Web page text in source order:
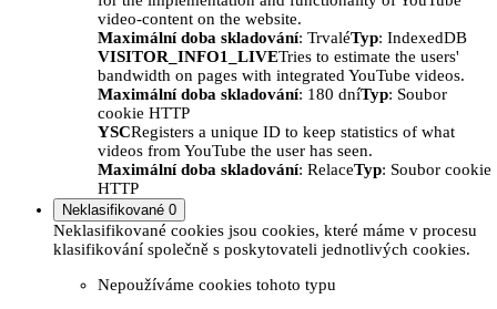
video-content on the website.
Maximální doba skladování: TrvaléTyp: IndexedDB
VISITOR_INFO1_LIVETries to estimate the users'
bandwidth on pages with integrated YouTube videos.
Maximální doba skladování: 180 dníTyp: Soubor
cookie HTTP
YSCRegisters a unique ID to keep statistics of what
videos from YouTube the user has seen.
Maximální doba skladování: RelaceTyp: Soubor cookie
HTTP
Neklasifikované 0
Neklasifikované cookies jsou cookies, které máme v procesu
klasifikování společně s poskytovateli jednotlivých cookies.
Nepoužíváme cookies tohoto typu